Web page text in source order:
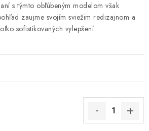
vo Dvoroch nad Žitavou »
s týmto obľúbeným modelom však
zaujme svojím sviežim redizajnom a
sofistikovaných vylepšení.